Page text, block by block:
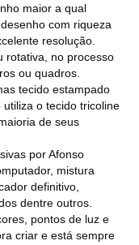
maior a qual
com riqueza
resolução.
rotativa, no processo
ou quadros.
tecido estampado
o tecido tricoline
de seus
por Afonso
mistura
definitivo,
dentre outros.
pontos de luz e
criar e está sempre